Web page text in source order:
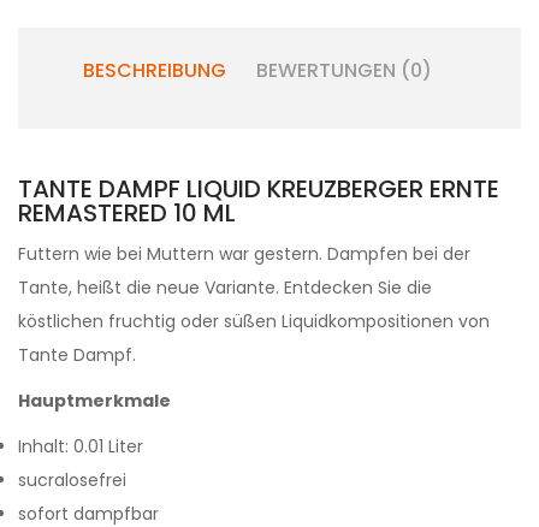
BESCHREIBUNG BEWERTUNGEN (0)
TANTE DAMPF LIQUID KREUZBERGER ERNTE
REMASTERED 10 ML
Futtern wie bei Muttern war gestern. Dampfen bei der
Tante, heißt die neue Variante. Entdecken Sie die
köstlichen fruchtig oder süßen Liquidkompositionen von
Tante Dampf.
Hauptmerkmale
Inhalt: 0.01 Liter
sucralosefrei
sofort dampfbar